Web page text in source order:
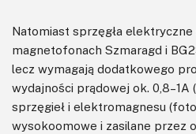
Natomiast sprzęgła
magnetofonach Szmaragd i
lecz wymagają dodatkowego
wydajności prądowej ok. 0,8–1A
sprzęgieł i elektromagnesu
wysokoomowe i zasilane przez